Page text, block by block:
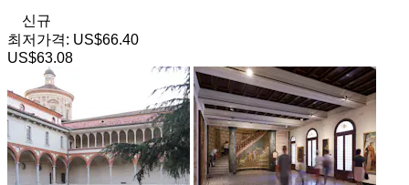
신규
최저가격: US$66.40
US$63.08